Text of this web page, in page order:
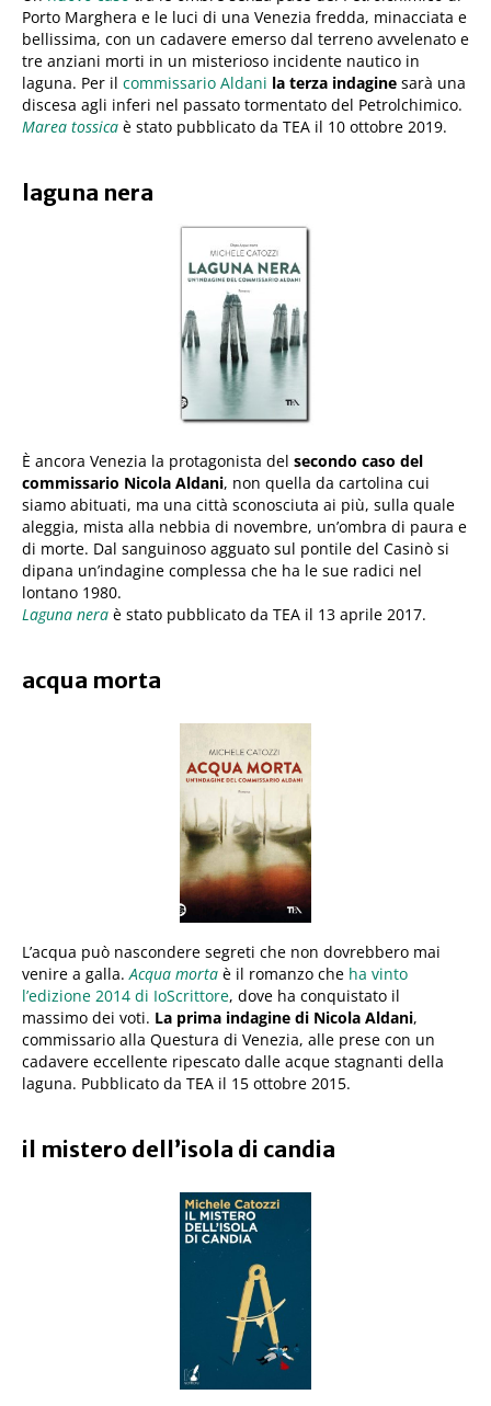
Porto Marghera e le luci di una Venezia fredda, minacciata e
bellissima, con un cadavere emerso dal terreno avvelenato e
tre anziani morti in un misterioso incidente nautico in
laguna. Per il commissario Aldani la terza indagine sarà una
discesa agli inferi nel passato tormentato del Petrolchimico.
Marea tossica è stato pubblicato da TEA il 10 ottobre 2019.
laguna nera
È ancora Venezia la protagonista del secondo caso del
commissario Nicola Aldani, non quella da cartolina cui
siamo abituati, ma una città sconosciuta ai più, sulla quale
aleggia, mista alla nebbia di novembre, un’ombra di paura e
di morte. Dal sanguinoso agguato sul pontile del Casinò si
dipana un’indagine complessa che ha le sue radici nel
lontano 1980.
Laguna nera è stato pubblicato da TEA il 13 aprile 2017.
acqua morta
L’acqua può nascondere segreti che non dovrebbero mai
venire a galla. Acqua morta è il romanzo che ha vinto
l’edizione 2014 di IoScrittore, dove ha conquistato il
massimo dei voti. La prima indagine di Nicola Aldani,
commissario alla Questura di Venezia, alle prese con un
cadavere eccellente ripescato dalle acque stagnanti della
laguna. Pubblicato da TEA il 15 ottobre 2015.
il mistero dell’isola di candia